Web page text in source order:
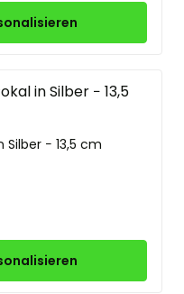
Silber − 13,5 cm